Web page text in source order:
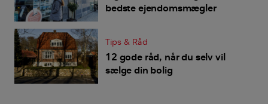
bedste ejendomsmægler
Tips & Råd
12 gode råd, når du selv vil
sælge din bolig